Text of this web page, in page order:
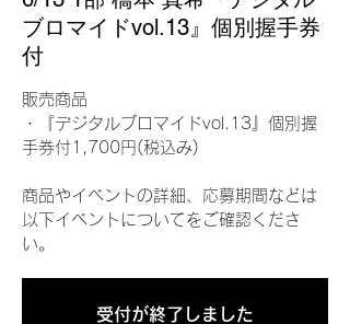
ブロマイドvol.13』個別握手券
付
販売商品
・『デジタルブロマイドvol.13』個別握
手券付1,700円(税込み)
商品やイベントの詳細、応募期間などは
以下イベントについてをご確認くださ
い。
受付が終了しました